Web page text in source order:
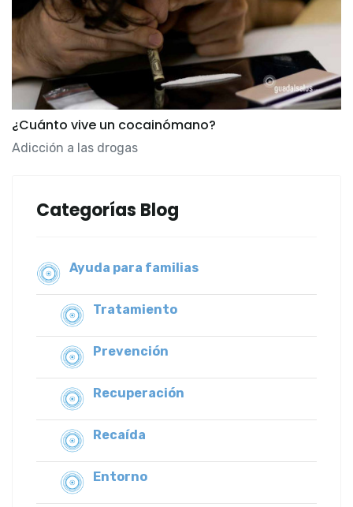
¿Cuánto vive un cocainómano?
Adicción a las drogas
Categorías Blog
Ayuda para familias
Tratamiento
Prevención
Recuperación
Recaída
Entorno